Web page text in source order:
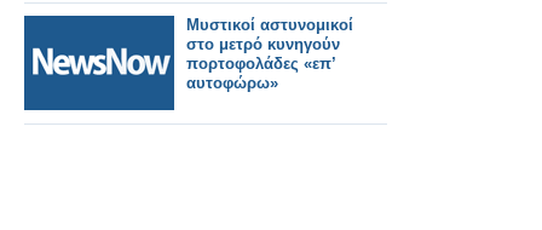
Μυστικοί αστυνομικοί
στο μετρό κυνηγούν
πορτοφολάδες «επ’
αυτοφώρω»